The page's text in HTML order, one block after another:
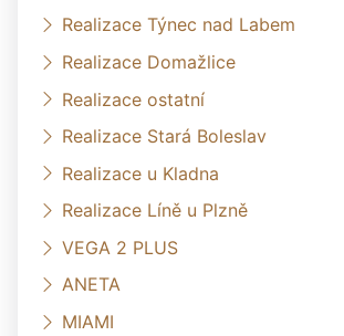
Realizace Týnec nad Labem
Realizace Domažlice
Realizace ostatní
Realizace Stará Boleslav
Realizace u Kladna
Realizace Líně u Plzně
VEGA 2 PLUS
ANETA
MIAMI